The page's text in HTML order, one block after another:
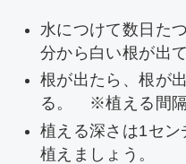
水につけて数日た
分から白い根が出て
根が出たら、根が
る。 ※植える間隔
植える深さは1セ
植えましょう。